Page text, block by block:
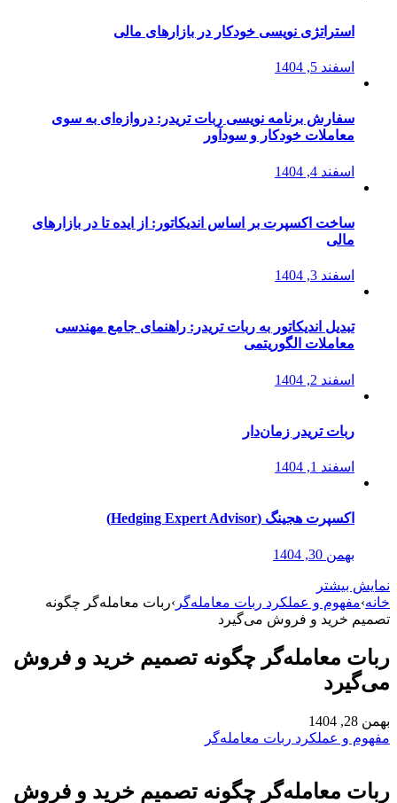
استراتژی‌ نویسی خودکار در بازارهای مالی
اسفند 5, 1404
سفارش برنامه نویسی ربات تریدر: دروازه‌ای به سوی
معاملات خودکار و سودآور
اسفند 4, 1404
ساخت اکسپرت بر اساس اندیکاتور: از ایده تا در بازارهای
مالی
اسفند 3, 1404
تبدیل اندیکاتور به ربات تریدر: راهنمای جامع مهندسی
معاملات الگوریتمی
اسفند 2, 1404
ربات تریدر زمان‌دار
اسفند 1, 1404
اکسپرت هجینگ (Hedging Expert Advisor)
بهمن 30, 1404
نمایش بیشتر
خانه›مفهوم و عملکرد ربات معامله‌گر ›ربات معامله‌گر چگونه
تصمیم خرید و فروش می‌گیرد
ربات معامله‌گر چگونه تصمیم خرید و فروش
می‌گیرد
بهمن 28, 1404
مفهوم و عملکرد ربات معامله‌گر
ربات معامله‌گر چگونه تصمیم خرید و فروش